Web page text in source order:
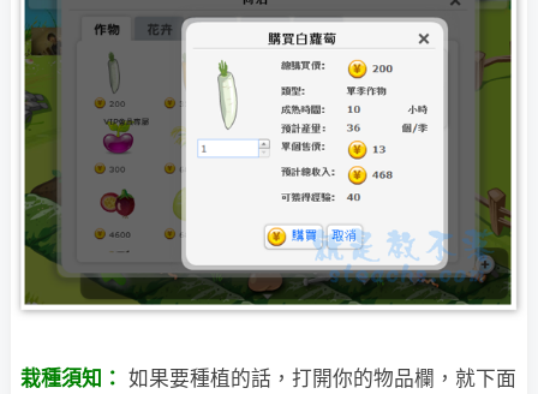
栽種須知： 如果要種植的話，打開你的物品欄，就下面